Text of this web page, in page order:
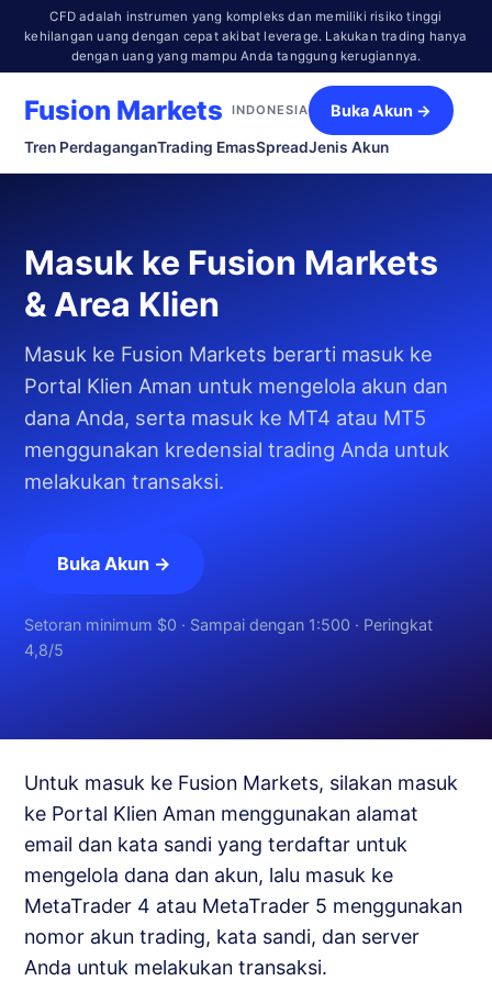
CFD adalah instrumen yang kompleks dan memiliki risiko tinggi
kehilangan uang dengan cepat akibat leverage. Lakukan trading hanya
dengan uang yang mampu Anda tanggung kerugiannya.
Fusion Markets INDONESIA
Tren PerdaganganTrading EmasSpreadJenis Akun
Buka Akun →
Masuk ke Fusion Markets
& Area Klien
Masuk ke Fusion Markets berarti masuk ke
Portal Klien Aman untuk mengelola akun dan
dana Anda, serta masuk ke MT4 atau MT5
menggunakan kredensial trading Anda untuk
melakukan transaksi.
Buka Akun →
Setoran minimum $0 · Sampai dengan 1:500 · Peringkat
4,8/5
Untuk masuk ke Fusion Markets, silakan masuk
ke Portal Klien Aman menggunakan alamat
email dan kata sandi yang terdaftar untuk
mengelola dana dan akun, lalu masuk ke
MetaTrader 4 atau MetaTrader 5 menggunakan
nomor akun trading, kata sandi, dan server
Anda untuk melakukan transaksi.